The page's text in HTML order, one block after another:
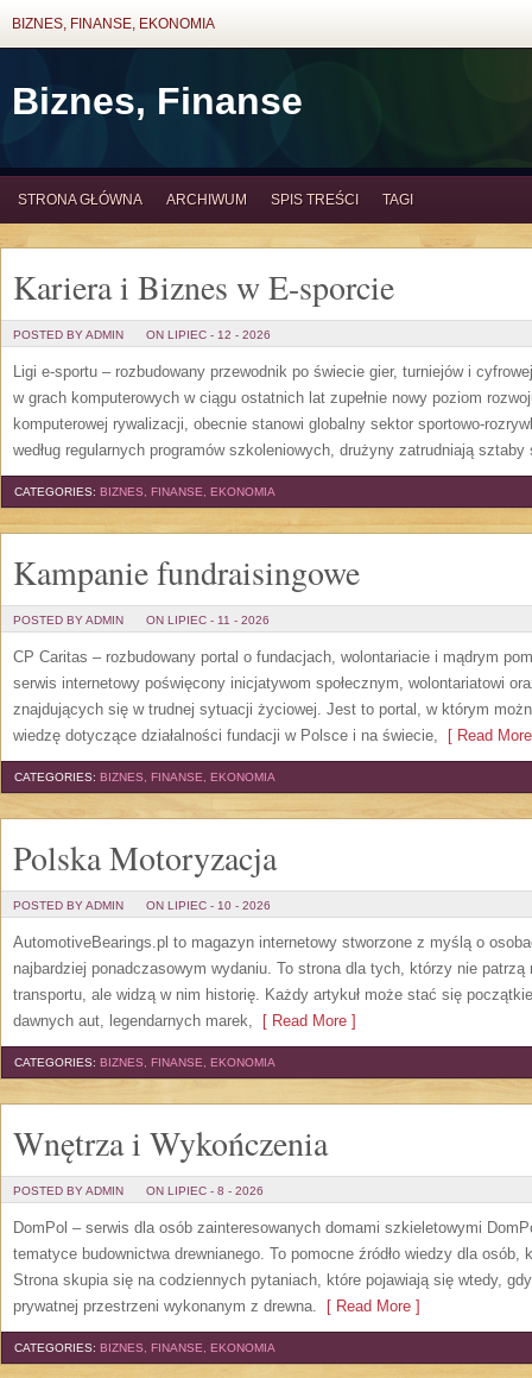
BIZNES, FINANSE, EKONOMIA
Biznes, Finanse
STRONA GŁÓWNA ARCHIWUM SPIS TREŚCI TAGI
Kariera i Biznes w E-sporcie
POSTED BY ADMIN ON LIPIEC - 12 - 2026
Ligi e-sportu – rozbudowany przewodnik po świecie gier, turniejów i
w grach komputerowych w ciągu ostatnich lat zupełnie nowy poziom
komputerowej rywalizacji, obecnie stanowi globalny sektor sportowo-
według regularnych programów szkoleniowych, drużyny zatrudniają sztaby
CATEGORIES: BIZNES, FINANSE, EKONOMIA
Kampanie fundraisingowe
POSTED BY ADMIN ON LIPIEC - 11 - 2026
CP Caritas – rozbudowany portal o fundacjach, wolontariacie i mądrym
serwis internetowy poświęcony inicjatywom społecznym, wolontariatowi
znajdujących się w trudnej sytuacji życiowej. Jest to portal, w którym
wiedzę dotyczące działalności fundacji w Polsce i na świecie, [ Read
CATEGORIES: BIZNES, FINANSE, EKONOMIA
Polska Motoryzacja
POSTED BY ADMIN ON LIPIEC - 10 - 2026
AutomotiveBearings.pl to magazyn internetowy stworzone z myślą o
najbardziej ponadczasowym wydaniu. To strona dla tych, którzy nie patrzą
transportu, ale widzą w nim historię. Każdy artykuł może stać się
dawnych aut, legendarnych marek, [ Read More ]
CATEGORIES: BIZNES, FINANSE, EKONOMIA
Wnętrza i Wykończenia
POSTED BY ADMIN ON LIPIEC - 8 - 2026
DomPol – serwis dla osób zainteresowanych domami szkieletowymi
tematyce budownictwa drewnianego. To pomocne źródło wiedzy dla
Strona skupia się na codziennych pytaniach, które pojawiają się wtedy,
prywatnej przestrzeni wykonanym z drewna. [ Read More ]
CATEGORIES: BIZNES, FINANSE, EKONOMIA